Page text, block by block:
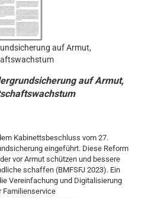
auf Armut,
auf Armut,
Kabinettsbeschluss vom 27.
eingeführt. Diese Reform
vor Armut schützen und bessere
schaffen (BMFSFJ 2023). Ein
Vereinfachung und Digitalisierung
Familienservice